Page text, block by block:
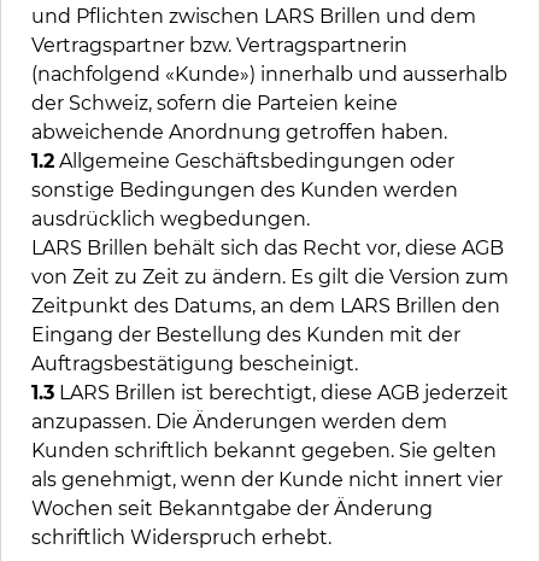
und Pflichten zwischen LARS Brillen und dem
Vertragspartner bzw. Vertragspartnerin
(nachfolgend «Kunde») innerhalb und ausserhalb
der Schweiz, sofern die Parteien keine
abweichende Anordnung getroffen haben.
1.2 Allgemeine Geschäftsbedingungen oder
sonstige Bedingungen des Kunden werden
ausdrücklich wegbedungen.
LARS Brillen behält sich das Recht vor, diese AGB
von Zeit zu Zeit zu ändern. Es gilt die Version zum
Zeitpunkt des Datums, an dem LARS Brillen den
Eingang der Bestellung des Kunden mit der
Auftragsbestätigung bescheinigt.
1.3 LARS Brillen ist berechtigt, diese AGB jederzeit
anzupassen. Die Änderungen werden dem
Kunden schriftlich bekannt gegeben. Sie gelten
als genehmigt, wenn der Kunde nicht innert vier
Wochen seit Bekanntgabe der Änderung
schriftlich Widerspruch erhebt.